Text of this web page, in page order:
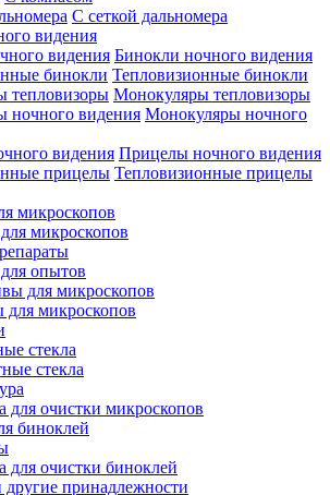
С сеткой дальномера
видения
Бинокли ночного видения
Тепловизионные бинокли
Монокуляры тепловизоры
Монокуляры ночного
Прицелы ночного видения
Тепловизионные прицелы
микроскопов
микроскопов
опытов
для микроскопов
для микроскопов
стекла
стекла
для очистки микроскопов
биноклей
для очистки биноклей
принадлежности